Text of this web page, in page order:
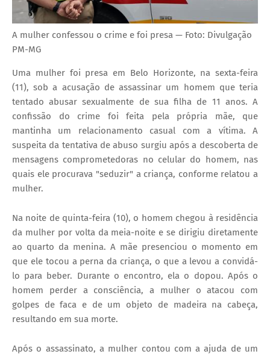
A mulher confessou o crime e foi presa — Foto: Divulgação
PM-MG
Uma mulher foi presa em Belo Horizonte, na sexta-feira
(11), sob a acusação de assassinar um homem que teria
tentado abusar sexualmente de sua filha de 11 anos. A
confissão do crime foi feita pela própria mãe, que
mantinha um relacionamento casual com a vítima. A
suspeita da tentativa de abuso surgiu após a descoberta de
mensagens comprometedoras no celular do homem, nas
quais ele procurava "seduzir" a criança, conforme relatou a
mulher.
Na noite de quinta-feira (10), o homem chegou à residência
da mulher por volta da meia-noite e se dirigiu diretamente
ao quarto da menina. A mãe presenciou o momento em
que ele tocou a perna da criança, o que a levou a convidá-
lo para beber. Durante o encontro, ela o dopou. Após o
homem perder a consciência, a mulher o atacou com
golpes de faca e de um objeto de madeira na cabeça,
resultando em sua morte.
Após o assassinato, a mulher contou com a ajuda de um